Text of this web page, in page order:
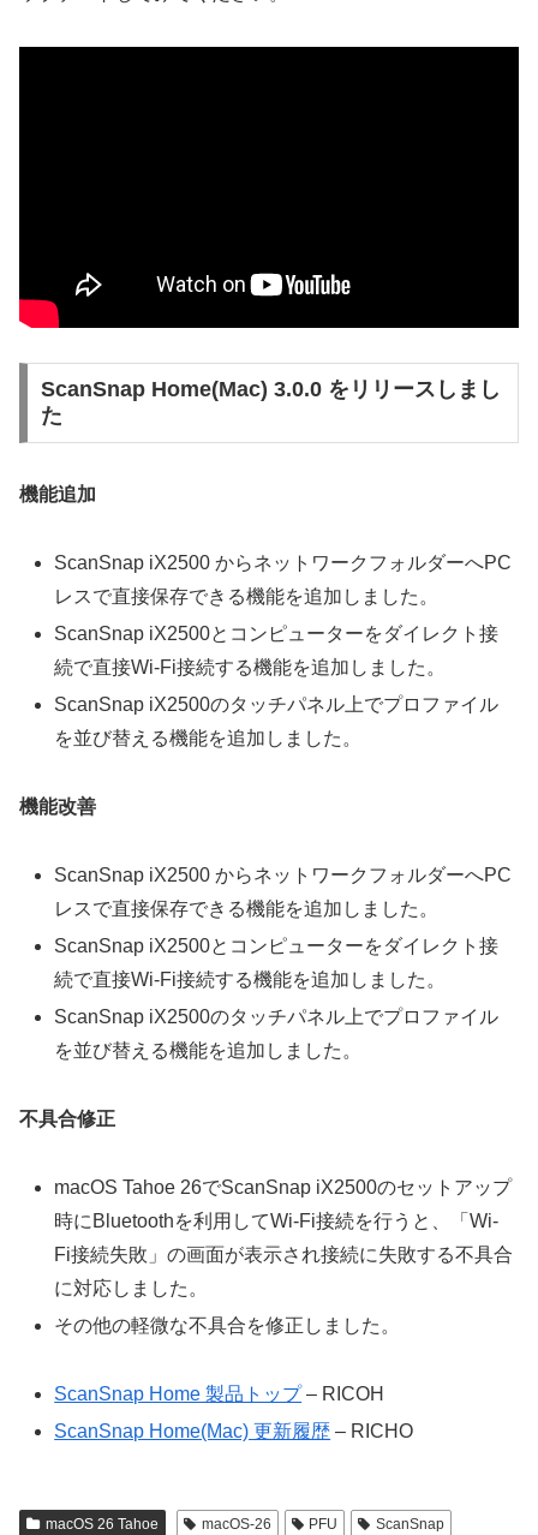
ScanSnap Home(Mac) 3.0.0 をリリースしまし
た
機能追加
ScanSnap iX2500 からネットワークフォルダーへPC
レスで直接保存できる機能を追加しました。
ScanSnap iX2500とコンピューターをダイレクト接
続で直接Wi-Fi接続する機能を追加しました。
ScanSnap iX2500のタッチパネル上でプロファイル
を並び替える機能を追加しました。
機能改善
ScanSnap iX2500 からネットワークフォルダーへPC
レスで直接保存できる機能を追加しました。
ScanSnap iX2500とコンピューターをダイレクト接
続で直接Wi-Fi接続する機能を追加しました。
ScanSnap iX2500のタッチパネル上でプロファイル
を並び替える機能を追加しました。
不具合修正
macOS Tahoe 26でScanSnap iX2500のセットアップ
時にBluetoothを利用してWi-Fi接続を行うと、「Wi-
Fi接続失敗」の画面が表示され接続に失敗する不具合
に対応しました。
その他の軽微な不具合を修正しました。
ScanSnap Home 製品トップ– RICOH
ScanSnap Home(Mac) 更新履歴 – RICHO
macOS 26 Tahoe macOS-26 PFU
ScanSnap